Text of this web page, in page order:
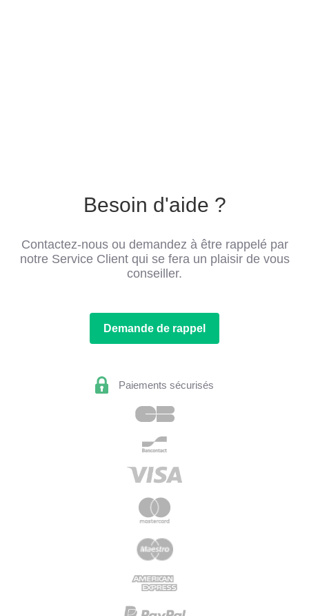
Besoin d'aide ?
Contactez-nous ou demandez à être rappelé par
notre Service Client qui se fera un plaisir de vous
conseiller.
Demande de rappel
Paiements sécurisés